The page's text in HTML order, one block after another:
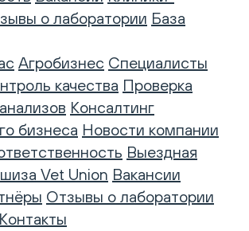
о лаборатории База
Агробизнес Специалисты
качества Проверка
Консалтинг
бизнеса Новости компании
Выездная
Vet Union Вакансии
Отзывы о лаборатории
Контакты